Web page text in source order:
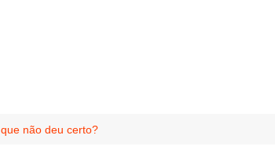
não deu certo?